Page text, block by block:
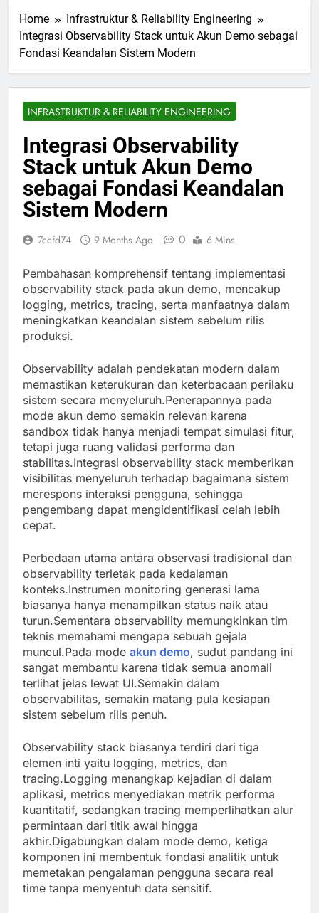
Home
Infrastruktur & Reliability Engineering
Integrasi Observability Stack untuk Akun Demo sebagai
Fondasi Keandalan Sistem Modern
INFRASTRUKTUR & RELIABILITY ENGINEERING
Integrasi Observability
Stack untuk Akun Demo
sebagai Fondasi Keandalan
Sistem Modern
7ccfd74 9 Months Ago 0 6 Mins
Pembahasan komprehensif tentang implementasi
observability stack pada akun demo, mencakup
logging, metrics, tracing, serta manfaatnya dalam
meningkatkan keandalan sistem sebelum rilis
produksi.
Observability adalah pendekatan modern dalam
memastikan keterukuran dan keterbacaan perilaku
sistem secara menyeluruh.Penerapannya pada
mode akun demo semakin relevan karena
sandbox tidak hanya menjadi tempat simulasi fitur,
tetapi juga ruang validasi performa dan
stabilitas.Integrasi observability stack memberikan
visibilitas menyeluruh terhadap bagaimana sistem
merespons interaksi pengguna, sehingga
pengembang dapat mengidentifikasi celah lebih
cepat.
Perbedaan utama antara observasi tradisional dan
observability terletak pada kedalaman
konteks.Instrumen monitoring generasi lama
biasanya hanya menampilkan status naik atau
turun.Sementara observability memungkinkan tim
teknis memahami mengapa sebuah gejala
muncul.Pada mode akun demo, sudut pandang ini
sangat membantu karena tidak semua anomali
terlihat jelas lewat UI.Semakin dalam
observabilitas, semakin matang pula kesiapan
sistem sebelum rilis penuh.
Observability stack biasanya terdiri dari tiga
elemen inti yaitu logging, metrics, dan
tracing.Logging menangkap kejadian di dalam
aplikasi, metrics menyediakan metrik performa
kuantitatif, sedangkan tracing memperlihatkan alur
permintaan dari titik awal hingga
akhir.Digabungkan dalam mode demo, ketiga
komponen ini membentuk fondasi analitik untuk
memetakan pengalaman pengguna secara real
time tanpa menyentuh data sensitif.